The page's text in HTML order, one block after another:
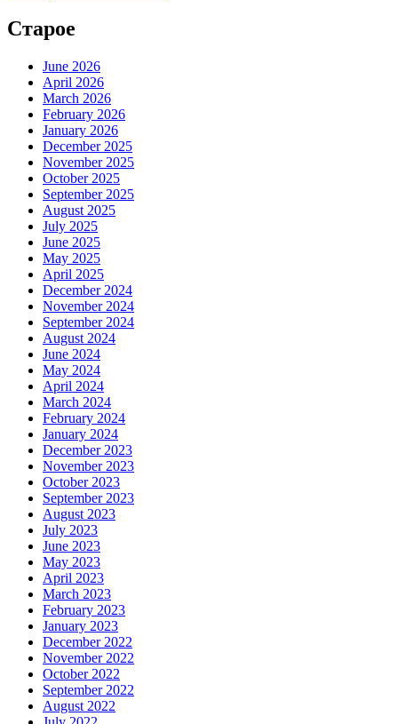
Старое
June 2026
April 2026
March 2026
February 2026
January 2026
December 2025
November 2025
October 2025
September 2025
August 2025
July 2025
June 2025
May 2025
April 2025
December 2024
November 2024
September 2024
August 2024
June 2024
May 2024
April 2024
March 2024
February 2024
January 2024
December 2023
November 2023
October 2023
September 2023
August 2023
July 2023
June 2023
May 2023
April 2023
March 2023
February 2023
January 2023
December 2022
November 2022
October 2022
September 2022
August 2022